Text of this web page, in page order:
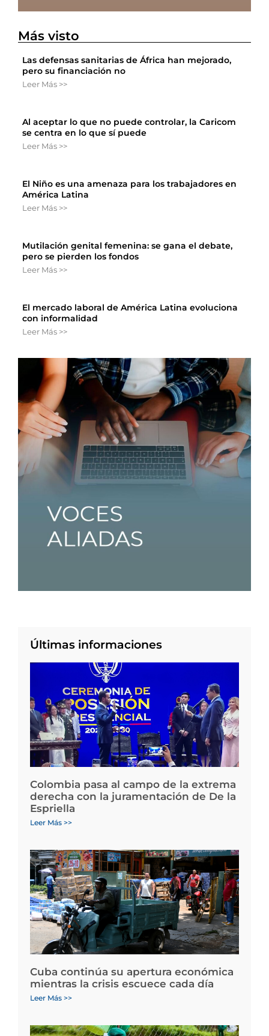
Más visto
Las defensas sanitarias de África han mejorado,
pero su financiación no
Leer Más >>
Al aceptar lo que no puede controlar, la Caricom
se centra en lo que sí puede
Leer Más >>
El Niño es una amenaza para los trabajadores en
América Latina
Leer Más >>
Mutilación genital femenina: se gana el debate,
pero se pierden los fondos
Leer Más >>
El mercado laboral de América Latina evoluciona
con informalidad
Leer Más >>
Últimas informaciones
Colombia pasa al campo de la extrema
derecha con la juramentación de De la
Espriella
Leer Más >>
Cuba continúa su apertura económica
mientras la crisis escuece cada día
Leer Más >>